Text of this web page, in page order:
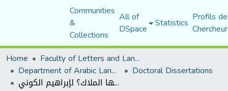
Communities
&
Collections
All of
DSpace Statistics Profils
Home
Faculty of Letters and Languages
Department of Arabic Language and Literature Doctoral Dissertations
جماليات السرد في رواية من أنت أيها الملاك؟ لإبراهيم الكوني